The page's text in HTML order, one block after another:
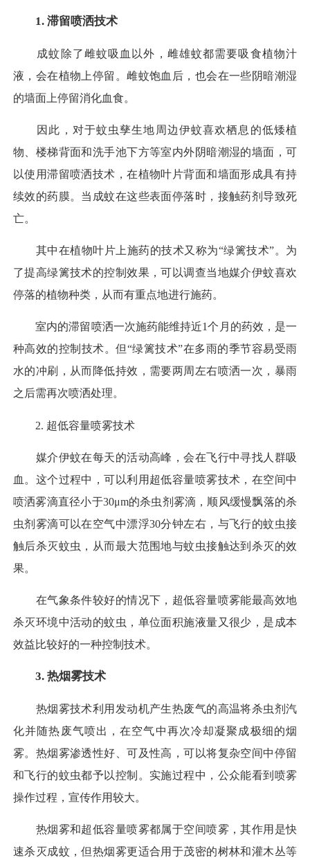
1. 滞留喷洒技术
成蚊除了雌蚊吸血以外，雌雄蚊都需要吸食植物汁
液，会在植物上停留。雌蚊饱血后，也会在一些阴暗潮湿
的墙面上停留消化血食。
因此，对于蚊虫孳生地周边伊蚊喜欢栖息的低矮植
物、楼梯背面和洗手池下方等室内外阴暗潮湿的墙面，可
以使用滞留喷洒技术，在植物叶片背面和墙面形成具有持
续效的药膜。当成蚊在这些表面停落时，接触药剂导致死
亡。
其中在植物叶片上施药的技术又称为“绿篱技术”。为
了提高绿篱技术的控制效果，可以调查当地媒介伊蚊喜欢
停落的植物种类，从而有重点地进行施药。
室内的滞留喷洒一次施药能维持近1个月的药效，是一
种高效的控制技术。但“绿篱技术”在多雨的季节容易受雨
水的冲刷，从而降低持效，需要两周左右喷洒一次，暴雨
之后需再次喷洒处理。
2. 超低容量喷雾技术
媒介伊蚊在每天的活动高峰，会在飞行中寻找人群吸
血。这个过程中，可以利用超低容量喷雾技术，在空间中
喷洒雾滴直径小于30μm的杀虫剂雾滴，顺风缓慢飘落的杀
虫剂雾滴可以在空气中漂浮30分钟左右，与飞行的蚊虫接
触后杀灭蚊虫，从而最大范围地与蚊虫接触达到杀灭的效
果。
在气象条件较好的情况下，超低容量喷雾能最高效地
杀灭环境中活动的蚊虫，单位面积施液量又很少，是成本
效益比较好的一种控制技术。
3. 热烟雾技术
热烟雾技术利用发动机产生热废气的高温将杀虫剂汽
化并随热废气喷出，在空气中再次冷却凝聚成极细的烟
雾。热烟雾渗透性好、可及性高，可以将复杂空间中停留
和飞行的蚊虫都予以控制。实施过程中，公众能看到喷雾
操作过程，宣传作用较大。
热烟雾和超低容量喷雾都属于空间喷雾，其作用是快
速杀灭成蚊，但热烟雾更适合用于茂密的树林和灌木丛等